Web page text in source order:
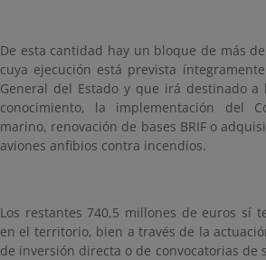
De esta cantidad hay un bloque de más
cuya ejecución está prevista
General del Estado y que irá destinado
conocimiento, la implementación del
marino, renovación de bases BRIF o
aviones anfibios contra incendios.
Los restantes 740,5 millones de euros sí
en el territorio, bien a través de la
de inversión directa o de convocatorias de